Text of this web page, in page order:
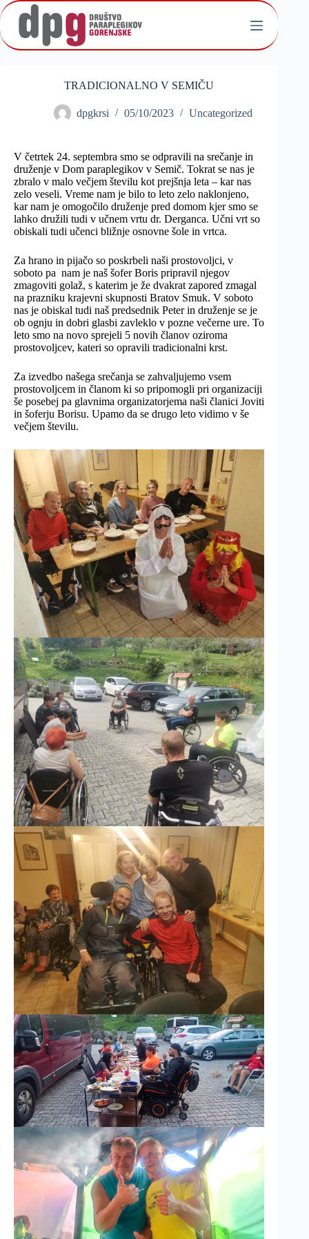
Skip
to
content
TRADICIONALNO V SEMIČU
dpgkrsi 05/10/2023 Uncategorized
V četrtek 24. septembra smo se odpravili na srečanje in
druženje v Dom paraplegikov v Semič. Tokrat se nas je
zbralo v malo večjem številu kot prejšnja leta – kar nas
zelo veseli. Vreme nam je bilo to leto zelo naklonjeno,
kar nam je omogočilo druženje pred domom kjer smo se
lahko družili tudi v učnem vrtu dr. Derganca. Učni vrt so
obiskali tudi učenci bližnje osnovne šole in vrtca.
Za hrano in pijačo so poskrbeli naši prostovoljci, v
soboto pa nam je naš šofer Boris pripravil njegov
zmagoviti golaž, s katerim je že dvakrat zapored zmagal
na prazniku krajevni skupnosti Bratov Smuk. V soboto
nas je obiskal tudi naš predsednik Peter in druženje se je
ob ognju in dobri glasbi zavleklo v pozne večerne ure. To
leto smo na novo sprejeli 5 novih članov oziroma
prostovoljcev, kateri so opravili tradicionalni krst.
Za izvedbo našega srečanja se zahvaljujemo vsem
prostovoljcem in članom ki so pripomogli pri organizaciji
še posebej pa glavnima organizatorjema naši članici Joviti
in šoferju Borisu. Upamo da se drugo leto vidimo v še
večjem številu.